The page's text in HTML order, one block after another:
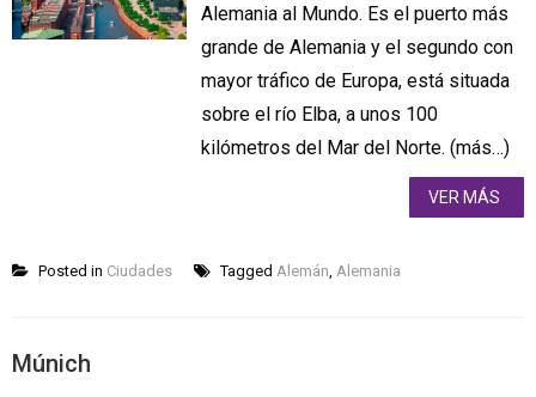
Alemania al Mundo. Es el puerto más
grande de Alemania y el segundo con
mayor tráfico de Europa, está situada
sobre el río Elba, a unos 100
kilómetros del Mar del Norte. (más…)
VER MÁS
Posted in Ciudades Tagged Alemán, Alemania
Múnich